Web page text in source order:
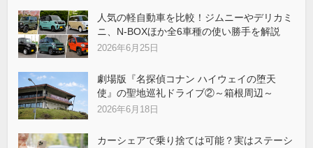
人気の軽自動車を比較！ジムニーやデリカミ
ニ、N-BOXほか全6車種の使い勝手を解説
2026年6月25日
劇場版『名探偵コナン ハイウェイの堕天
使』の聖地巡礼ドライブ②～箱根周辺～
2026年6月18日
カーシェアで乗り捨ては可能？実はステーシ